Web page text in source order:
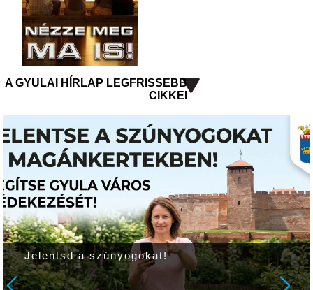
A GYULAI HÍRLAP LEGFRISSEBB
CIKKEI
20% kedvezmény több mint 60-fajta
sulifelszerelésre a Partyvarázs ajándék- és
játékboltban